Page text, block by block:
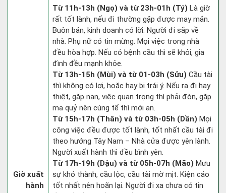
Giờ xuất
hành
Từ 11h-13h (Ngọ) và từ 23h-01h (Tý) Là giờ
rất tốt lành, nếu đi thường gặp được may mắn.
Buôn bán, kinh doanh có lời. Người đi sắp về
nhà. Phụ nữ có tin mừng. Mọi việc trong nhà
đều hòa hợp. Nếu có bệnh cầu thì sẽ khỏi, gia
đình đều mạnh khỏe.
Từ 13h-15h (Mùi) và từ 01-03h (Sửu) Cầu tài
thì không có lợi, hoặc hay bị trái ý. Nếu ra đi hay
thiệt, gặp nạn, việc quan trọng thì phải đòn, gặp
ma quỷ nên cúng tế thì mới an.
Từ 15h-17h (Thân) và từ 03h-05h (Dần) Mọi
công việc đều được tốt lành, tốt nhất cầu tài đi
theo hướng Tây Nam – Nhà cửa được yên lành.
Người xuất hành thì đều bình yên.
Từ 17h-19h (Dậu) và từ 05h-07h (Mão) Mưu
sự khó thành, cầu lộc, cầu tài mờ mịt. Kiện cáo
tốt nhất nên hoãn lại. Người đi xa chưa có tin